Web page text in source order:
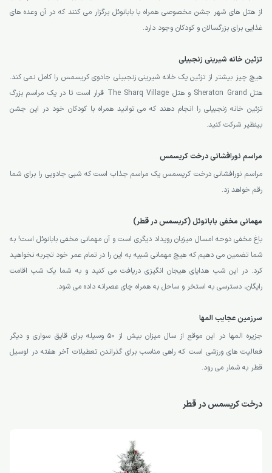
از هتل های شهر جشن مخصوصی همراه با بابانوئل برگزار می کنند که در آن وعده های
غذایی برای بزرگسالان و کودکان وجود دارد.
تزئین خانه شیرینی زنجبیلی
هیچ چیز بیشتر از تزئین یک خانه شیرینی زنجبیلی جادوی کریسمس را کامل نمی کند.
هتل Sheraton Grand و هتل The Sharq Village قرار است تا در یک مراسم بزرگ
تزئین خانه زنجبیلی را انجام دهند که می توانید همراه با کودکان خود در این جشن
بینظیر شرکت کنید.
مراسم نورافشانی درخت کریسمس
مراسم نورافشانی درخت کریسمس یک مراسم جذاب است که شبی جادویی را برای شما
رقم خواهد زد.
مهمانی مخفی بابانوئل (کریسمس در قطر)
باغ مخفی دوحه امسال میزبان رویداد دیگری است و آن مهمانی مخفی بابانوئل است! به
شما تضمین می دهیم که هیچ مهمانی شبیه به این را در تمام عمر خود تجربه نخواهید
کرد. در این شب هدایای هیجان انگیزی دریافت می کنید و به شما یک شب اقامت
رایگان، دسترسی به استخر و ساحل به همراه چای عصرانه داده می شود.
سرزمین عجایب المها
جزیره المها در این موقع از سال میزان بیش از 50 وسیله برای قایق سواری و دیگر
فعالیت های ورزشی است که راهی مناسب برای گذراندن تعطیلات آخر هفته در لوسیل
قطر به شمار می رود.
درخت کریسمس در قطر